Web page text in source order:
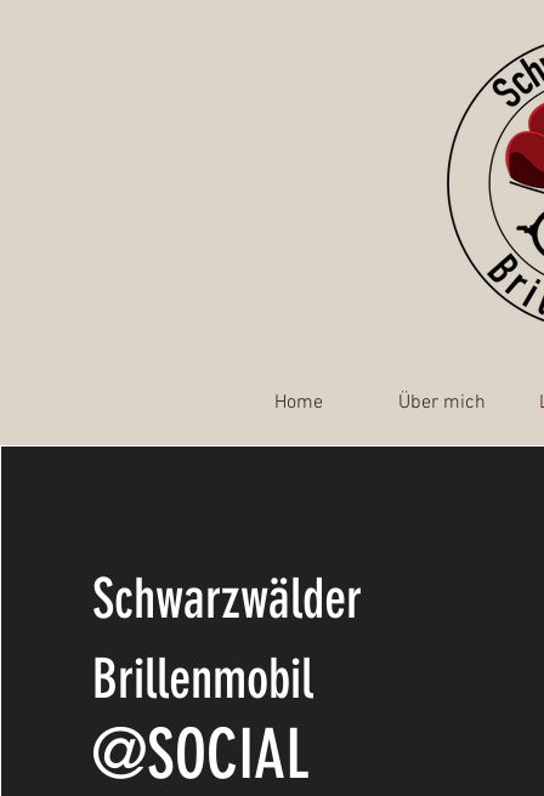
Home Über mich
Schwarzwälder
Brillenmobil
@SOCIAL